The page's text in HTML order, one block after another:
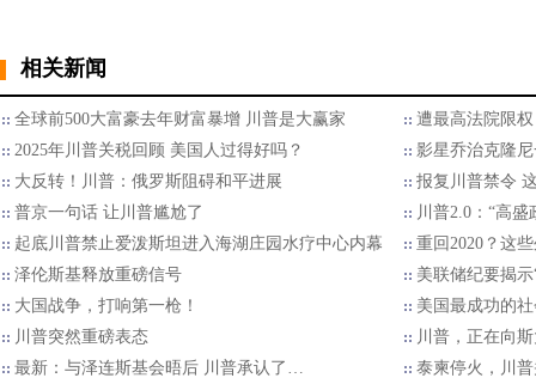
相关新闻
全球前500大富豪去年财富暴增 川普是大赢家
遭最高法院限
2025年川普关税回顾 美国人过得好吗？
影星乔治克隆
大反转！川普：俄罗斯阻碍和平进展
报复川普禁令
普京一句话 让川普尴尬了
川普2.0：“高盛
起底川普禁止爱泼斯坦进入海湖庄园水疗中心内幕
重回2020？这
泽伦斯基释放重磅信号
美联储纪要揭
大国战争，打响第一枪！
美国最成功的
川普突然重磅表态
川普，正在向
最新：与泽连斯基会晤后 川普承认了…
泰柬停火，川